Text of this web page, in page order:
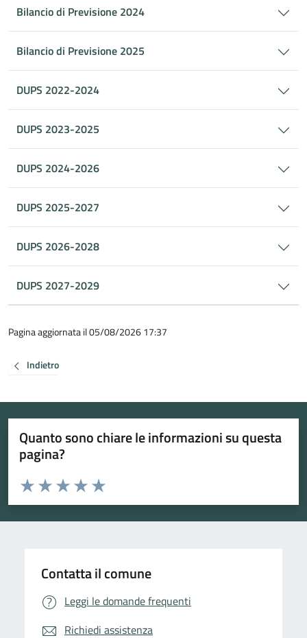
Bilancio di Previsione 2024
Bilancio di Previsione 2025
DUPS 2022-2024
DUPS 2023-2025
DUPS 2024-2026
DUPS 2025-2027
DUPS 2026-2028
DUPS 2027-2029
Pagina aggiornata il 05/08/2026 17:37
Indietro
Quanto sono chiare le informazioni su questa
pagina?
Valuta da 1 a 5 stelle la pagina
Valuta 5 stelle su 5
Valuta 4 stelle su 5
Valuta 3 stelle su 5
Valuta 2 stelle su 5
Valuta 1 stelle su 5
Contatta il comune
Leggi le domande frequenti
Richiedi assistenza